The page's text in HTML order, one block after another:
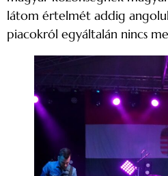
látom értelmét addig
piacokról egyáltalán nincs